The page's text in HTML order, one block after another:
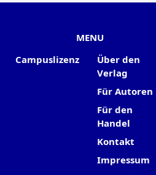
MENU
Campuslizenz
Über den
Verlag
Für Autoren
Für den
Handel
Kontakt
Impressum